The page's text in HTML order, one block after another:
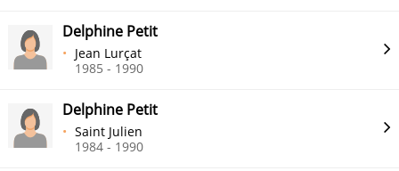
Delphine Petit
Jean Lurçat
1985 - 1990
Delphine Petit
Saint Julien
1984 - 1990